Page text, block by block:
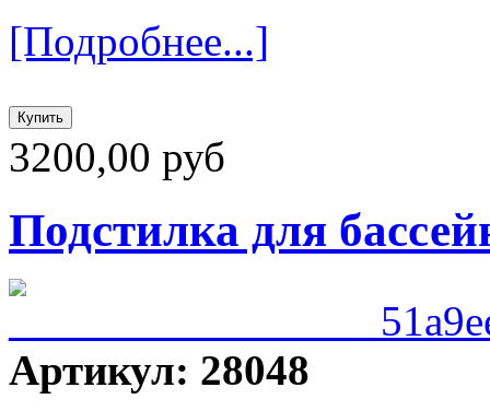
[Подробнее...]
3200,00 руб
Подстилка для
Артикул: 28048